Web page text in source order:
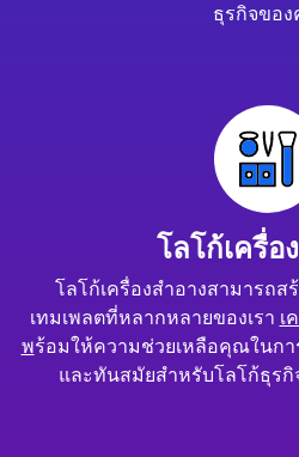
ธุรกิจขอ
โลโก้เครื่อ
โลโก้เครื่องสำอางสามารถส
เทมเพลตที่หลากหลายของเรา เ
พร้อมให้ความช่วยเหลือคุณในก
และทันสมัยสำหรับโลโก้ธุร